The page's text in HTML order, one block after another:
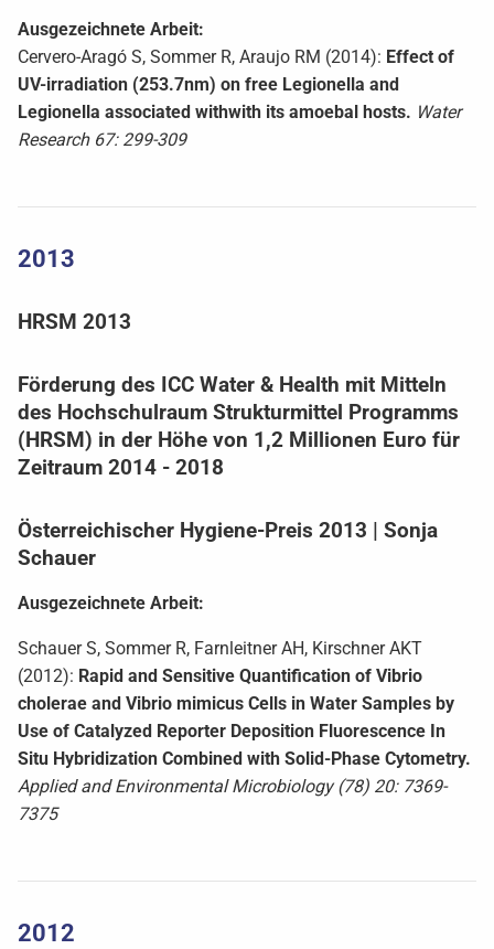
Ausgezeichnete Arbeit:
Cervero-Aragó S, Sommer R, Araujo RM (2014): Effect of
UV-irradiation (253.7nm) on free Legionella and
Legionella associated withwith its amoebal hosts. Water
Research 67: 299-309
2013
HRSM 2013
Förderung des ICC Water & Health mit Mitteln
des Hochschulraum Strukturmittel Programms
(HRSM) in der Höhe von 1,2 Millionen Euro für
Zeitraum 2014 - 2018
Österreichischer Hygiene-Preis 2013 | Sonja
Schauer
Ausgezeichnete Arbeit:
Schauer S, Sommer R, Farnleitner AH, Kirschner AKT
(2012): Rapid and Sensitive Quantification of Vibrio
cholerae and Vibrio mimicus Cells in Water Samples by
Use of Catalyzed Reporter Deposition Fluorescence In
Situ Hybridization Combined with Solid-Phase Cytometry.
Applied and Environmental Microbiology (78) 20: 7369-
7375
2012